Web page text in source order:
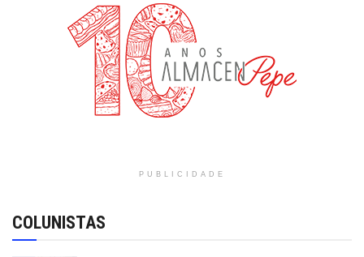
PUBLICIDADE
COLUNISTAS